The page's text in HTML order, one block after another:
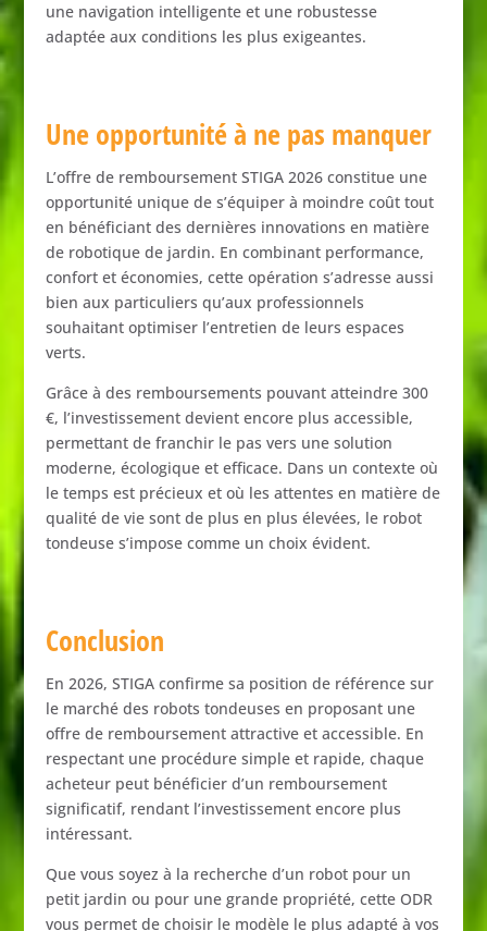
une navigation intelligenteet une robustesse
adaptéeauxconditions les plusexigeantes.
Uneopportunitéà nepas manquer
L’offrede remboursementSTIGA2026constitue une
opportunité uniquedes’équiperà moindrecoûttout
en bénéficiantdesdernières innovationsen matière
de robotiquede jardin. Encombinant performance,
confortetéconomies,cetteopérations’adresseaussi
bienaux particuliersqu’aux professionnels
souhaitantoptimiser l’entretiende leursespaces
verts.
Grâceàdes remboursements pouvantatteindre300
€, l’investissementdevientencore plusaccessible,
permettantdefranchir le pasvers unesolution
moderne,écologiqueetefficace. Dans uncontexteoù
letempsest précieuxetoù lesattentesen matièrede
qualitédeviesontde plusen plusélevées, le robot
tondeuses’imposecomme unchoixévident.
Conclusion
En2026,STIGAconfirmesa positionde référencesur
le marchédes robotstondeusesen proposant une
offrede remboursementattractiveetaccessible. En
respectant une procéduresimpleet rapide,chaque
acheteur peut bénéficierd’un remboursement
significatif, rendant l’investissementencore plus
intéressant.
Quevoussoyezà la recherched’un robot pour un
petit jardinou pour unegrande propriété,cette ODR
vous permetdechoisir le modèle le plusadaptéàvos